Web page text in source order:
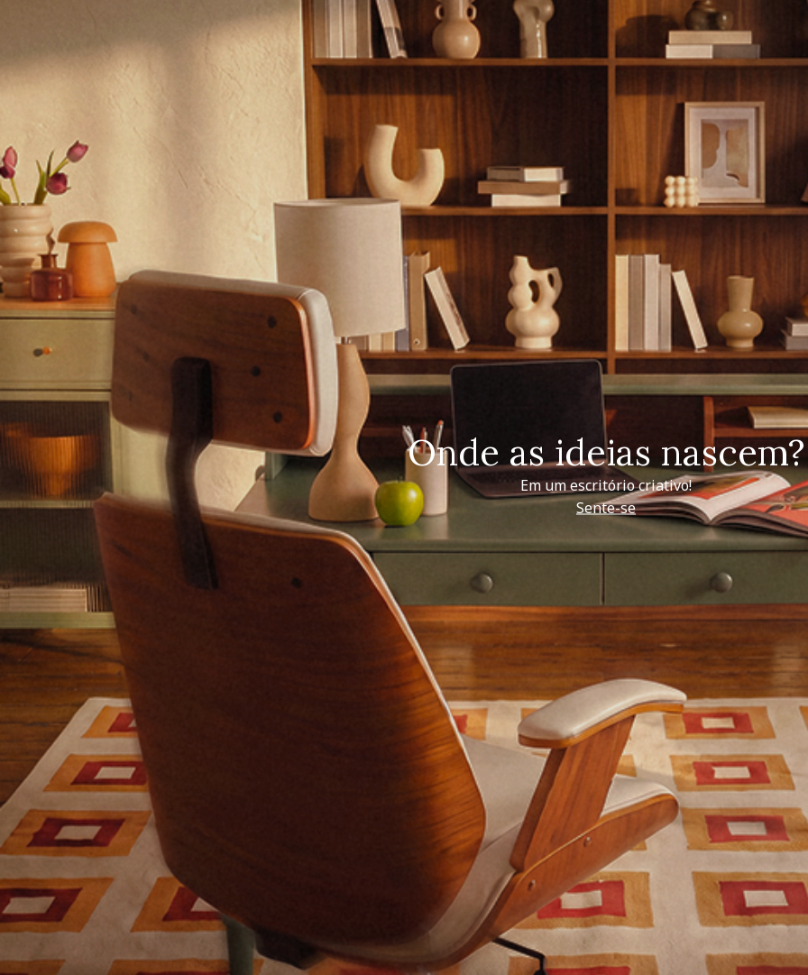
Onde as ideias nascem?
Em um escritório criativo!
Sente-se